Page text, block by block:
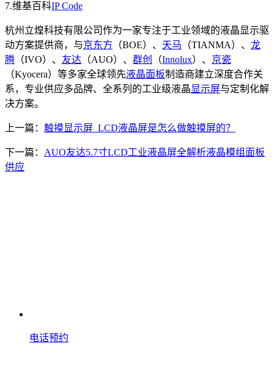
7.维基百科IP Code
杭州立煌科技有限公司作为一家专注于工业领域的液晶显示驱
动方案提供商，与京东方 （BOE）、 天马 （TIANMA）、 龙
腾 （IVO）、 友达 （AUO）、 群创 （Innolux）、 京瓷
（Kyocera）等多家全球领先液晶面板制造商建立深度合作关
系，专业供应多品牌、全系列的工业级液晶显示屏与定制化解
决方案。
上一篇： 触摸显示屏_LCD液晶屏是怎么做触摸屏的？
下一篇： AUO友达5.7寸LCD工业液晶屏全解析液晶模组面板
供应
电话预约